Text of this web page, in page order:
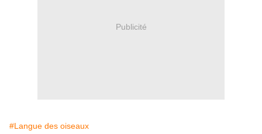
Publicité
#Langue des oiseaux